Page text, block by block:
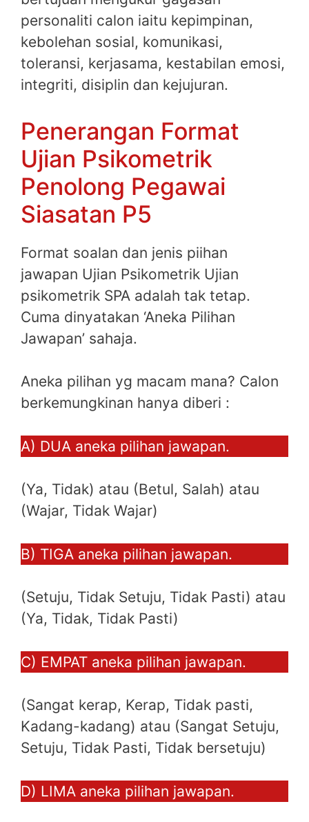
personaliti calon iaitu kepimpinan,
kebolehan sosial, komunikasi,
toleransi, kerjasama, kestabilan emosi,
integriti, disiplin dan kejujuran.
Penerangan Format
Ujian Psikometrik
Penolong Pegawai
Siasatan P5
Format soalan dan jenis piihan
jawapan Ujian Psikometrik Ujian
psikometrik SPA adalah tak tetap.
Cuma dinyatakan ‘Aneka Pilihan
Jawapan’ sahaja.
Aneka pilihan yg macam mana? Calon
berkemungkinan hanya diberi :
A) DUA aneka pilihan jawapan.
(Ya, Tidak) atau (Betul, Salah) atau
(Wajar, Tidak Wajar)
B) TIGA aneka pilihan jawapan.
(Setuju, Tidak Setuju, Tidak Pasti) atau
(Ya, Tidak, Tidak Pasti)
C) EMPAT aneka pilihan jawapan.
(Sangat kerap, Kerap, Tidak pasti,
Kadang-kadang) atau (Sangat Setuju,
Setuju, Tidak Pasti, Tidak bersetuju)
D) LIMA aneka pilihan jawapan.